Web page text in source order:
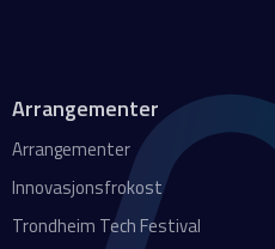
Arrangementer
Arrangementer
Innovasjonsfrokost
Trondheim Tech Festival